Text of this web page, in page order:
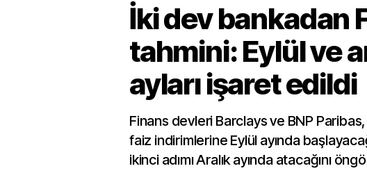
İki dev bankadan
tahmini: Eylül ve
ayları işaret edildi
Finans devleri Barclays ve BNP
faiz indirimlerine Eylül ayında
ikinci adımı Aralık ayında atacağını